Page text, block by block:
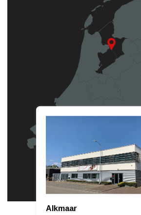
Alkmaar